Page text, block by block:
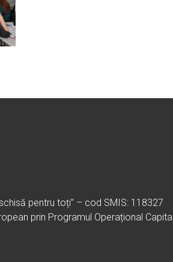
pentru toți” – cod SMIS: 118327
prin Programul Operațional Capital